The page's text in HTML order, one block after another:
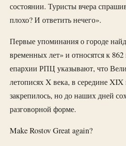
состоянии. Туристы вчера
плохо? И ответить нечего».
Первые упоминания о городе
временных лет» и относятся к
епархии РПЦ указывают, что
летописях X века, в середине XIX
закрепилось, но до наших дней
разговорной форме.
Make Rostov Great again?